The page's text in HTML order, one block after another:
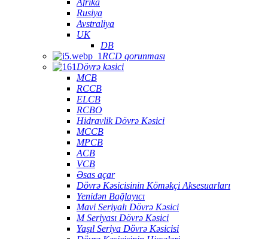
Afrika
Rusiya
Avstraliya
UK
DB
RCD qorunması
Dövrə kəsici
MCB
RCCB
ELCB
RCBO
Hidravlik Dövrə Kəsici
MCCB
MPCB
ACB
VCB
Əsas açar
Dövrə Kəsicisinin Köməkçi Aksesuarları
Yenidən Bağlayıcı
Mavi Seriyalı Dövrə Kəsici
M Seriyası Dövrə Kəsici
Yaşıl Seriya Dövrə Kəsicisi